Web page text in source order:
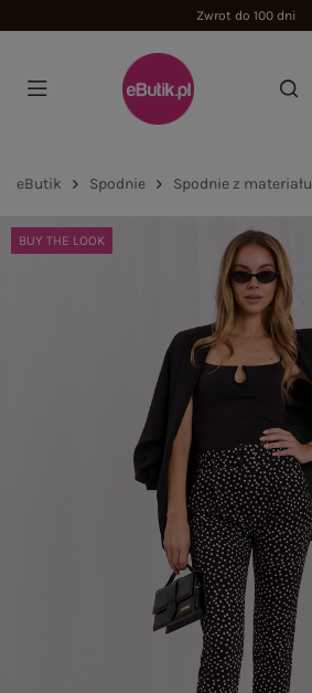
Zwrot do 100 dni
eButik Spodnie Spodnie z materiału
BUY THE LOOK